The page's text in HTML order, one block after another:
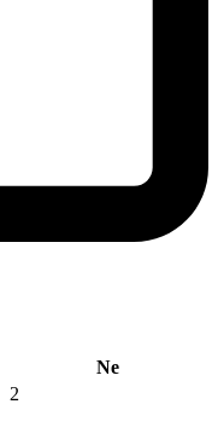
Ne
2